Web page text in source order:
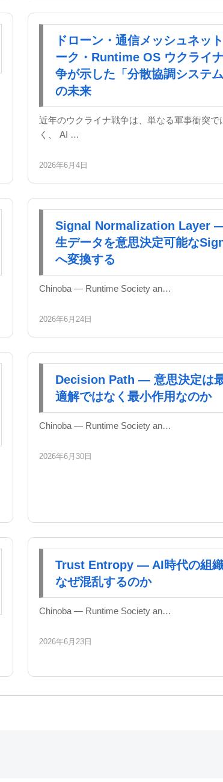
ドローン・通信メッシュネッ
ーク・Runtime OS ウクライ
争が示した「分散協調システム
の未来
近年のウクライナ戦争は、単なる軍事衝突で
く、 AI …
2026年6月4日
Signal Normalization Layer
生データを意思決定可能な
へ変換する
Chinoba — Runtime Society an…
2026年6月24日
Decision Path — 意思決定は
適解ではなく最小作用なのか
Chinoba — Runtime Society an…
2026年6月30日
Trust Entropy — AI時代の組
なぜ混乱するのか
Chinoba — Runtime Society an…
2026年6月23日